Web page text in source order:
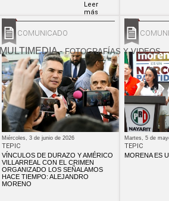
Leer
más
COMUNICADO
Miércoles, 3 de junio de 2026
TEPIC
VÍNCULOS DE DURAZO Y AMÉRICO
VILLARREAL CON EL CRIMEN
ORGANIZADO LOS SEÑALAMOS
HACE TIEMPO: ALEJANDRO
MORENO
Martes, 5 de
TEPIC
MORENA ES
MULTIMEDIA-FOTOGRAFÍAS Y VIDEOS